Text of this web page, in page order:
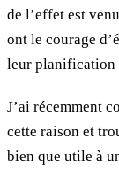
de l’effet est
ont le courage
leur planification
J’ai récemment
cette raison et
bien que utile à